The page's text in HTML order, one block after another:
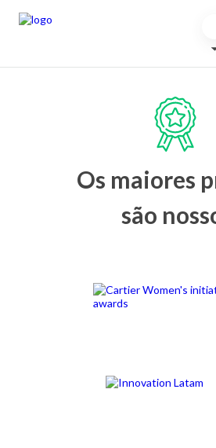
Os maiores
são